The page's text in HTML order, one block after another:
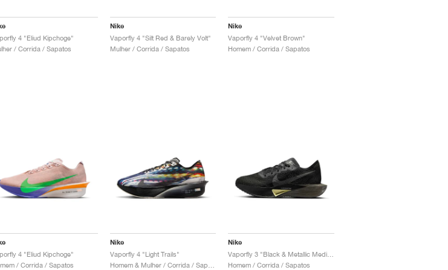
4 "Eliud Kipchoge"
/ Corrida / Sapatos
Nike
Vaporfly 4 "Silt Red & Barely Volt"
Mulher / Corrida / Sapatos
Nike
Vaporfly 4 "Velvet Brown"
Homem / Corrida / Sapatos
4 "Eliud Kipchoge"
/ Corrida / Sapatos
Nike
Vaporfly 4 "Light Trails"
Nike
Homem / Corrida / Sapatos